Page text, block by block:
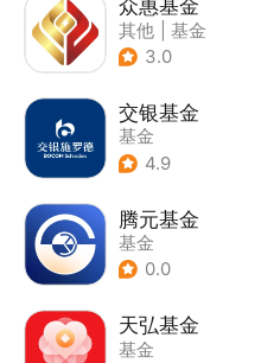
众惠基金
其他
基金
3.0
交银基金
基金
4.9
腾元基金
基金
0.0
天弘基金
基金